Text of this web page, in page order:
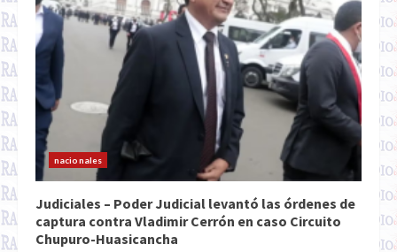
nacionales
Judiciales – Poder Judicial levantó las órdenes de
captura contra Vladimir Cerrón en caso Circuito
Chupuro-Huasicancha